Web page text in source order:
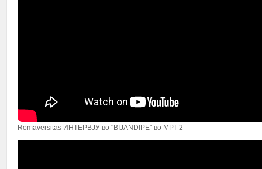
Romaversitas ИНТЕРВЈУ во "BIJANDIPE" во МРТ 2